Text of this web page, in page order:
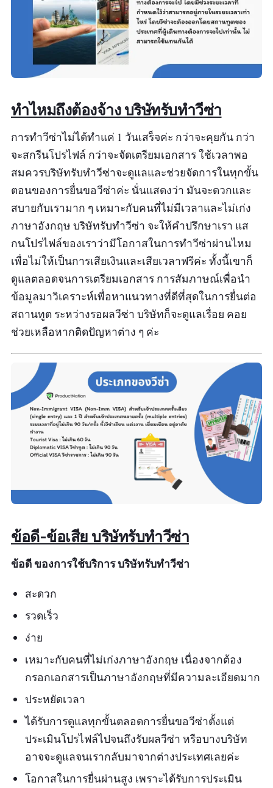
ข้อมูลเฉพาะ
Contact :
Line ID: @wonderfulpackage (มี
@ ด้านหน้า)
เวลาทำการ :จันทร์ - ศุกร์ 09:00 - 22:00 น.
เสาร์อาทิตย์ 10:00 - 19:00 น.
รีวิว : “ยังไม่พบรีวิว”
ทำไหมถึงต้องจ้าง บริษัทรับทำวีซ่า
การทำวีซ่าไม่ได้ทำแค่ 1 วันเสร็จค่ะ กว่าจะคุยกัน กว่า
จะสกรีนโปรไฟล์ กว่าจะจัดเตรียมเอกสาร ใช้เวลาพอ
สมควรบริษัทรับทำวีซ่าจะดูแลและช่วยจัดการในทุกขั้น
ตอนของการยื่นขอวีซ่าค่ะ นั่นแสดงว่า มันจะดวกและ
สบายกับเรามาก ๆ เหมาะกับคนที่ไม่มีเวลาและไม่เก่ง
ภาษาอังกฤษ บริษัทรับทำวีซ่า จะให้คำปรึกษาเรา แส
กนโปรไฟล์ของเราว่ามีโอกาสในการทำวีซ่าผ่านไหม
เพื่อไม่ให้เป็นการเสียเงินและเสียเวลาฟรีค่ะ ทั้งนี้เขาก็
ดูแลตลอดจนการเตรียมเอกสาร การสัมภาษณ์เพื่อนำ
ข้อมูลมาวิเคราะห์เพื่อหาแนวทางที่ดีที่สุดในการยื่นต่อ
สถานทูต ระหว่างรอผลวีซ่า บริษัทก็จะดูแลเรื่อย คอย
ช่วยเหลือหากติดปัญหาต่าง ๆ ค่ะ
ข้อดี-ข้อเสีย บริษัทรับทำวีซ่า
ข้อดี ของการใช้บริการ บริษัทรับทำวีซ่า
สะดวก
รวดเร็ว
ง่าย
เหมาะกับคนที่ไม่เก่งภาษาอังกฤษ เนื่องจากต้อง
กรอกเอกสารเป็นภาษาอังกฤษที่มีความละเอียดมาก
ประหยัดเวลา
ได้รับการดูแลทุกขั้นตลอดการยื่นขอวีซ่าตั้งแต่
ประเมินโปรไฟล์ไปจนถึงรับผลวีซ่า หรือบางบริษัท
อาจจะดูแลจนเรากลับมาจากต่างประเทศเลยค่ะ
โอกาสในการยื่นผ่านสูง เพราะได้รับการประเมิน